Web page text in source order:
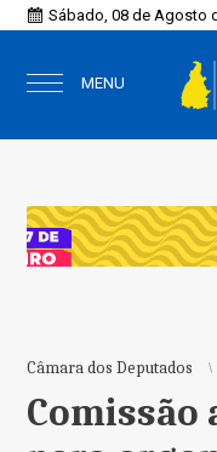
Sábado, 08 de Agosto
MENU
Câmara dos Deputados
Comissão